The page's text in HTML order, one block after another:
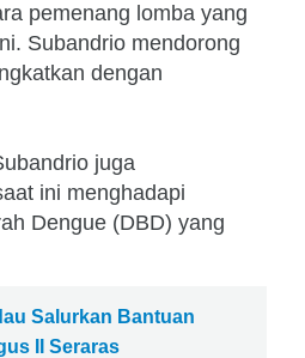
pemenang lomba yang
Subandrio mendorong
dengan
juga
ini menghadapi
Dengue (DBD) yang
Salurkan Bantuan
II Seraras